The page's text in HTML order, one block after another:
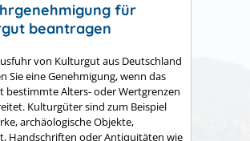
für
beantragen
von Kulturgut aus Deutschland
Sie eine Genehmigung, wenn das
bestimmte Alters- oder Wertgrenzen
Kulturgüter sind zum Beispiel
archäologische Objekte,
Handschriften oder Antiquitäten wie